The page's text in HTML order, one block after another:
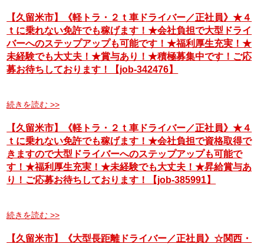
【久留米市】《軽トラ・２ｔ車ドライバー／正社員》★４
ｔに乗れない免許でも稼げます！★会社負担で大型ドライ
バーへのステップアップも可能です！★福利厚生充実！★
未経験でも大丈夫！★賞与あり！★積極募集中です！ご応
募お待ちしております！【job-342476】
続きを読む >>
【久留米市】《軽トラ・２ｔ車ドライバー／正社員》★４
ｔに乗れない免許でも稼げます！★会社負担で資格取得で
きますので大型ドライバーへのステップアップも可能で
す！★福利厚生充実！★未経験でも大丈夫！★昇給賞与あ
り！ご応募お待ちしております！【job-385991】
続きを読む >>
【久留米市】《大型長距離ドライバー／正社員》☆関西・